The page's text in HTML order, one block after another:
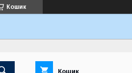
Кошик
Кошик